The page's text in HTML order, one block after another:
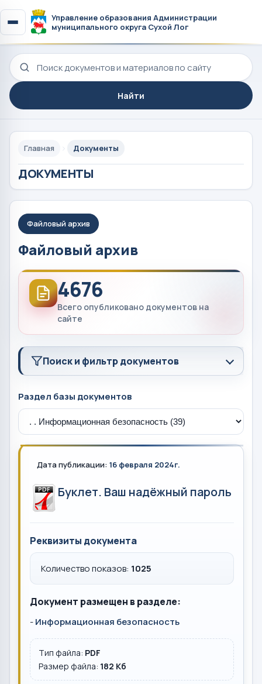
Управление образования Администрации
муниципального округа Сухой Лог
Поиск по сайту
Найти
Главная Документы
ДОКУМЕНТЫ
Файловый архив
Файловый архив
4676
Всего опубликовано документов на
сайте
Поиск и фильтр документов
Раздел базы документов
Дата публикации: 16 февраля 2024г.
Буклет. Ваш надёжный пароль
Реквизиты документа
Количество показов: 1025
Документ размещен в разделе:
-Информационная безопасность
Тип файла: PDF
Размер файла: 182 Кб